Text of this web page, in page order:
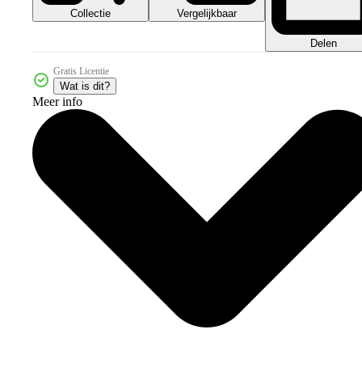
Collectie Vergelijkbaar
Delen
Gratis Licentie
Wat is dit?
Meer info